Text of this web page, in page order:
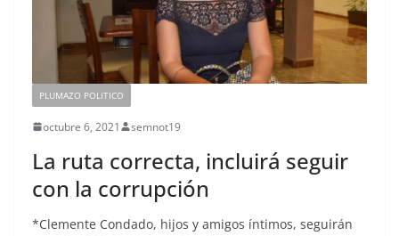
PLUMAZO POLITICO
octubre 6, 2021 semnot19
La ruta correcta, incluirá seguir
con la corrupción
*Clemente Condado, hijos y amigos íntimos, seguirán